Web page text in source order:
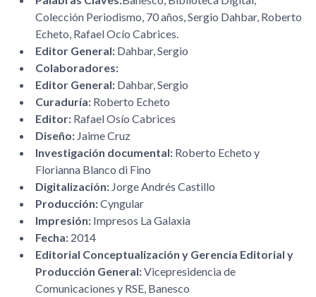
Colección Periodismo, 70 años, Sergio Dahbar, Roberto
Echeto, Rafael Ocío Cabrices.
Editor General: Dahbar, Sergio
Colaboradores:
Editor General: Dahbar, Sergio
Curaduría: Roberto Echeto
Editor: Rafael Osío Cabrices
Diseño: Jaime Cruz
Investigación documental: Roberto Echeto y
Florianna Blanco di Fino
Digitalización: Jorge Andrés Castillo
Producción:Cyngular
Impresión: Impresos La Galaxia
Fecha: 2014
Editorial Conceptualización y Gerencia Editorial y
Producción General:Vicepresidencia de
Comunicaciones y RSE, Banesco